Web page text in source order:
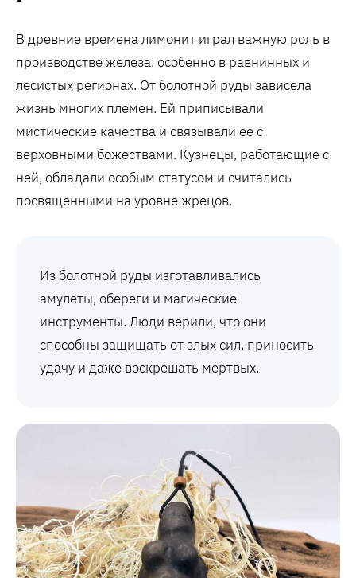
В древние времена лимонит играл важную роль в
производстве железа, особенно в равнинных и
лесистых регионах. От болотной руды зависела
жизнь многих племен. Ей приписывали
мистические качества и связывали ее с
верховными божествами. Кузнецы, работающие с
ней, обладали особым статусом и считались
посвященными на уровне жрецов.
Из болотной руды изготавливались
амулеты, обереги и магические
инструменты. Люди верили, что они
способны защищать от злых сил, приносить
удачу и даже воскрешать мертвых.